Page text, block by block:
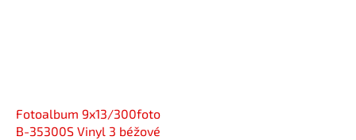
Fotoalbum 9x13/300foto
B-35300S Vinyl 3 béžové